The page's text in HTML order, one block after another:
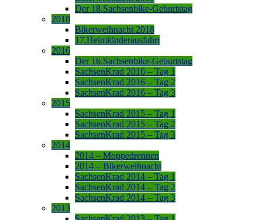
Der 18.Sachsenbike-Geburtstag
2018
Bikerweihnacht 2018
17.Heimkinderausfahrt
2016
Der 16.Sachsenbike-Geburtstag
SachsenKrad 2016 – Tag 1
SachsenKrad 2016 – Tag 2
SachsenKrad 2016 – Tag 3
2015
SachsenKrad 2015 – Tag 1
SachsenKrad 2015 – Tag 2
SachsenKrad 2015 – Tag 3
2014
2014 – Moppedrennen
2014 – Bikerweihnacht
SachsenKrad 2014 – Tag 1
SachsenKrad 2014 – Tag 2
SachsenKrad 2014 – Tag 3
2013